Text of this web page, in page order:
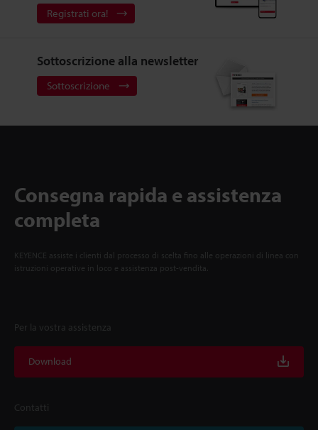
Registrati ora!
Sottoscrizione alla newsletter
Sottoscrizione
Consegna rapida e assistenza
completa
KEYENCE assiste i clienti dal processo di scelta fino alle operazioni di linea con
istruzioni operative in loco e assistenza post-vendita.
Per la vostra assistenza
Download
Contatti